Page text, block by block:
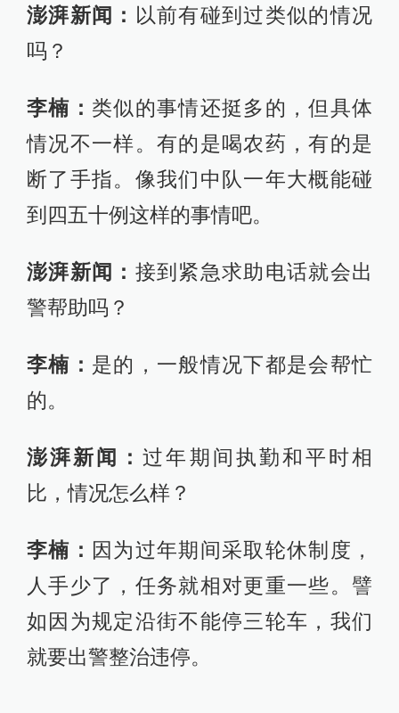
澎湃新闻： 以前有碰到过类似的情况
吗？
李楠： 类似的事情还挺多的，但具体
情况不一样。有的是喝农药，有的是
断了手指。像我们中队一年大概能碰
到四五十例这样的事情吧。
澎湃新闻： 接到紧急求助电话就会出
警帮助吗？
李楠： 是的，一般情况下都是会帮忙
的。
澎湃新闻：过年期间执勤和平时相
比，情况怎么样？
李楠： 因为过年期间采取轮休制度，
人手少了，任务就相对更重一些。譬
如因为规定沿街不能停三轮车，我们
就要出警整治违停。